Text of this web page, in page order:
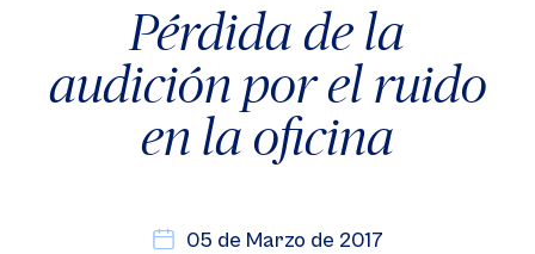
Pérdida de la
audición por el ruido
en la oficina
05 de Marzo de 2017